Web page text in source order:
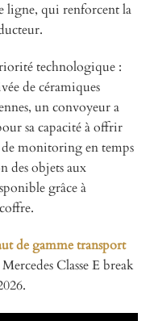
ligne, qui renforcent la
technologique :
de céramiques
un convoyeur a
sa capacité à offrir
monitoring en temps
des objets aux
grâce à
de gamme transport
Classe E break